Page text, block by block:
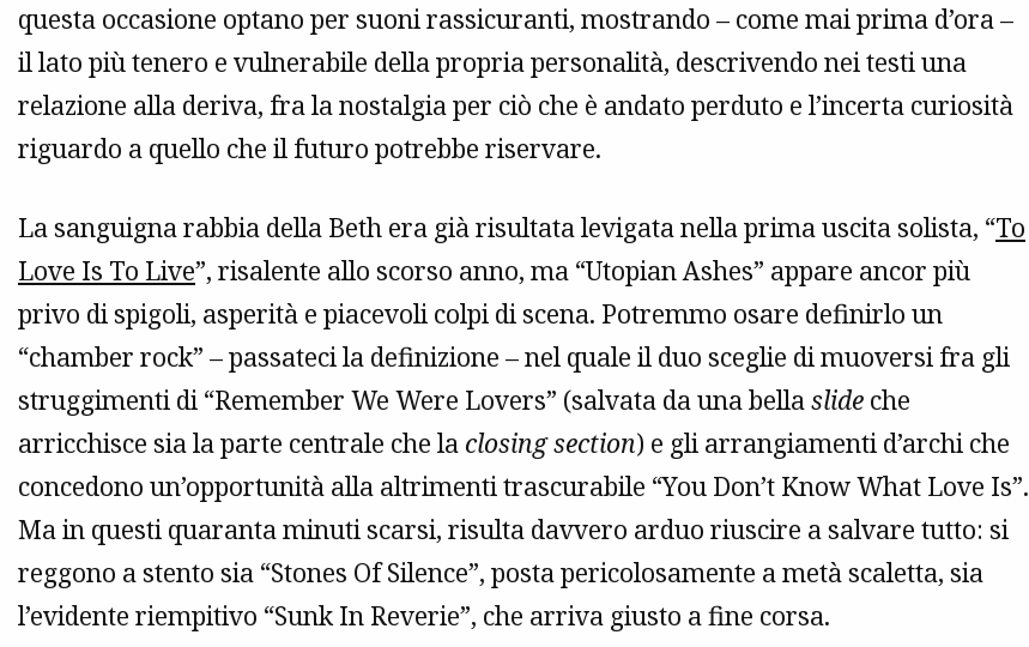
questa occasione optano per suoni rassicuranti, mostrando – come mai prima d’ora –
il lato più tenero e vulnerabile della propria personalità, descrivendo nei testi una
relazione alla deriva, fra la nostalgia per ciò che è andato perduto e l’incerta curiosità
riguardo a quello che il futuro potrebbe riservare.
La sanguigna rabbia della Beth era già risultata levigata nella prima uscita solista, “To
Love Is To Live”, risalente allo scorso anno, ma “Utopian Ashes” appare ancor più
privo di spigoli, asperità e piacevoli colpi di scena. Potremmo osare definirlo un
“chamber rock” – passateci la definizione – nel quale il duo sceglie di muoversi fra gli
struggimenti di “Remember We Were Lovers” (salvata da una bellaslide che
arricchisce sia la parte centrale che la closing section) e gli arrangiamenti d’archi che
concedono un’opportunità alla altrimenti trascurabile “You Don’t Know What Love Is”.
Ma in questi quaranta minuti scarsi, risulta davvero arduo riuscire a salvare tutto: si
reggono a stento sia “Stones Of Silence”, posta pericolosamente a metà scaletta, sia
l’evidente riempitivo “Sunk In Reverie”, che arriva giusto a fine corsa.